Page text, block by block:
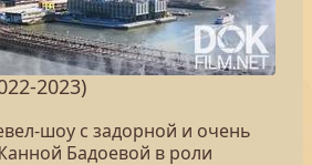
2023)
шоу с задорной и очень
Бадоевой в роли